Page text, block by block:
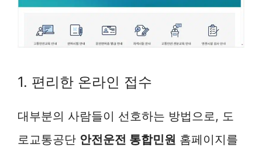
1. 편리한 온라인 접수
대부분의 사람들이 선호하는 방법으로, 도
로교통공단 안전운전 통합민원 홈페이지를